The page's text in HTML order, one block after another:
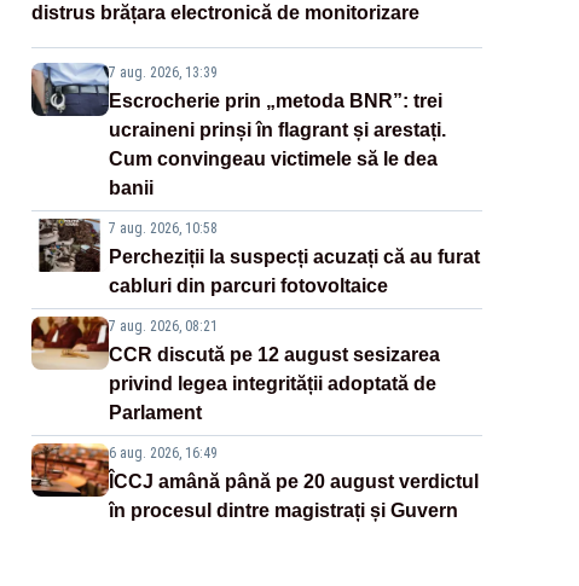
distrus brățara electronică de monitorizare
7 aug. 2026, 13:39
Escrocherie prin „metoda BNR”: trei
ucraineni prinși în flagrant și arestați.
Cum convingeau victimele să le dea
banii
7 aug. 2026, 10:58
Percheziții la suspecți acuzați că au furat
cabluri din parcuri fotovoltaice
7 aug. 2026, 08:21
CCR discută pe 12 august sesizarea
privind legea integrității adoptată de
Parlament
6 aug. 2026, 16:49
ÎCCJ amână până pe 20 august verdictul
în procesul dintre magistrați și Guvern